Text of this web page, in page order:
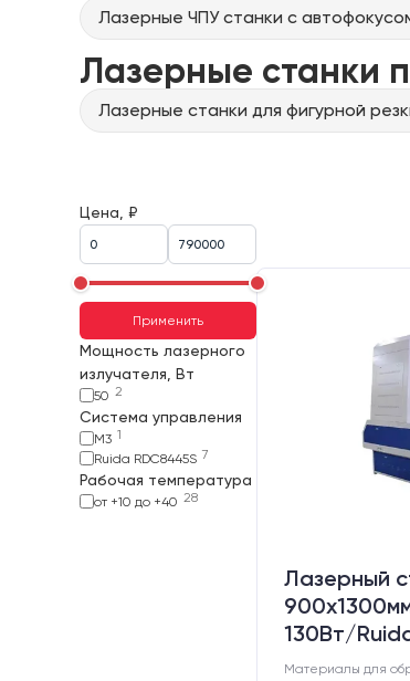
Лазерные ЧПУ станки с
Лазерные станки
Лазерные станки для фигурной
Цена, ₽
Применить
Мощность лазерного
излучателя, Вт
50 2
Система управления
M3 1
Ruida RDC8445S 7
Рабочая температура
от +10 до +40 28
Лазерный
130Вт/
Материалы для